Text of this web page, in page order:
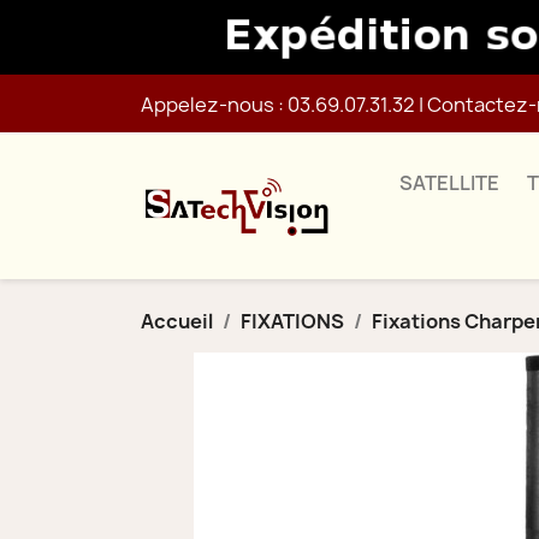
Appelez-nous : 03.69.07.31.32 |
SATELLITE
Accueil FIXATIONS Fixations